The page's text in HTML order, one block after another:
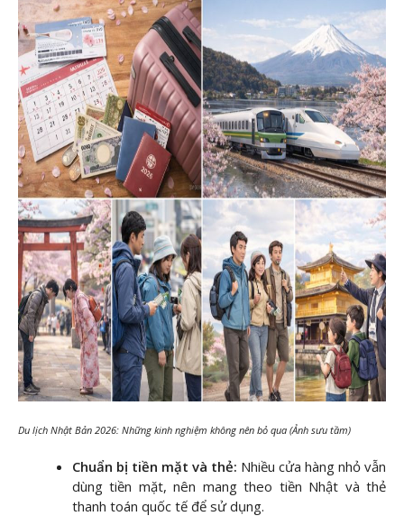
Du lịch Nhật Bản 2026: Những kinh nghiệm không nên bỏ qua (Ảnh sưu tầm)
Chuẩn bị tiền mặt và thẻ: Nhiều cửa hàng nhỏ vẫn
dùng tiền mặt, nên mang theo tiền Nhật và thẻ
thanh toán quốc tế để sử dụng.